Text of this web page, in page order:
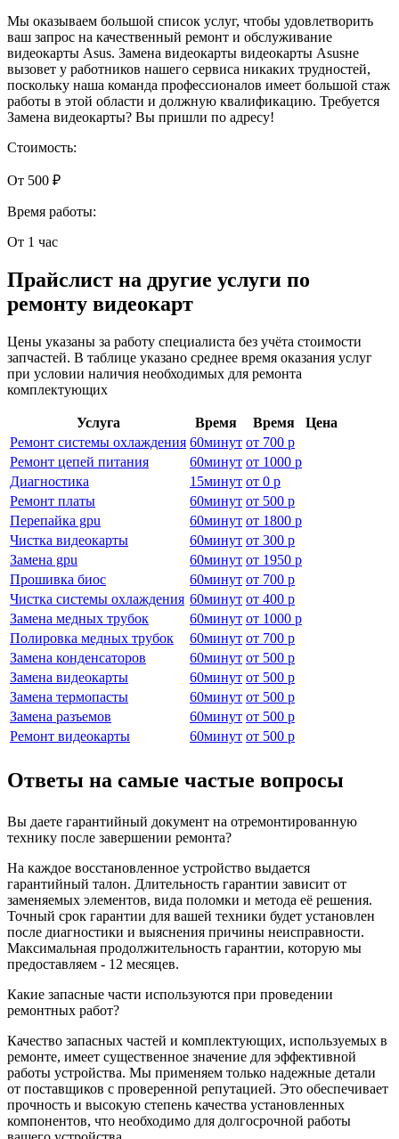
Мы оказываем большой список услуг, чтобы удовлетворить
ваш запрос на качественный ремонт и обслуживание
видеокарты Asus. Замена видеокарты видеокарты Asusне
вызовет у работников нашего сервиса никаких трудностей,
поскольку наша команда профессионалов имеет большой стаж
работы в этой области и должную квалификацию. Требуется
Замена видеокарты? Вы пришли по адресу!
Стоимость:
От 500 ₽
Время работы:
От 1 час
Прайслист на другие услуги по
ремонту видеокарт
Цены указаны за работу специалиста без учёта стоимости
запчастей. В таблице указано среднее время оказания услуг
при условии наличия необходимых для ремонта
комплектующих
Услуга Время Время
Цена
Ремонт системы охлаждения 60минут от 700 р
Ремонт цепей питания
60минут от 1000 р
Диагностика
15минут от 0 р
Ремонт платы
60минут от 500 р
Перепайка gpu
60минут от 1800 р
Чистка видеокарты
60минут от 300 р
Замена gpu
60минут от 1950 р
Прошивка биос
60минут от 700 р
Чистка системы охлаждения 60минут от 400 р
Замена медных трубок
60минут от 1000 р
Полировка медных трубок
60минут от 700 р
Замена конденсаторов
60минут от 500 р
Замена видеокарты
60минут от 500 р
Замена термопасты
60минут от 500 р
Замена разъемов
60минут от 500 р
Ремонт видеокарты
60минут от 500 р
Ответы на самые частые вопросы
Вы даете гарантийный документ на отремонтированную
технику после завершении ремонта?
На каждое восстановленное устройство выдается
гарантийный талон. Длительность гарантии зависит от
заменяемых элементов, вида поломки и метода её решения.
Точный срок гарантии для вашей техники будет установлен
после диагностики и выяснения причины неисправности.
Максимальная продолжительность гарантии, которую мы
предоставляем - 12 месяцев.
Какие запасные части используются при проведении
ремонтных работ?
Качество запасных частей и комплектующих, используемых в
ремонте, имеет существенное значение для эффективной
работы устройства. Мы применяем только надежные детали
от поставщиков с проверенной репутацией. Это обеспечивает
прочность и высокую степень качества установленных
компонентов, что необходимо для долгосрочной работы